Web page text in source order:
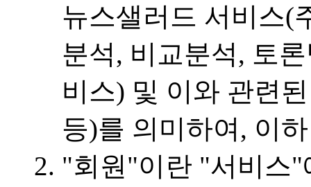
뉴스샐러드 서비스(
분석, 비교분석, 토
비스) 및 이와 관련
등)를 의미하여, 이
"회원"이란 "서비스"